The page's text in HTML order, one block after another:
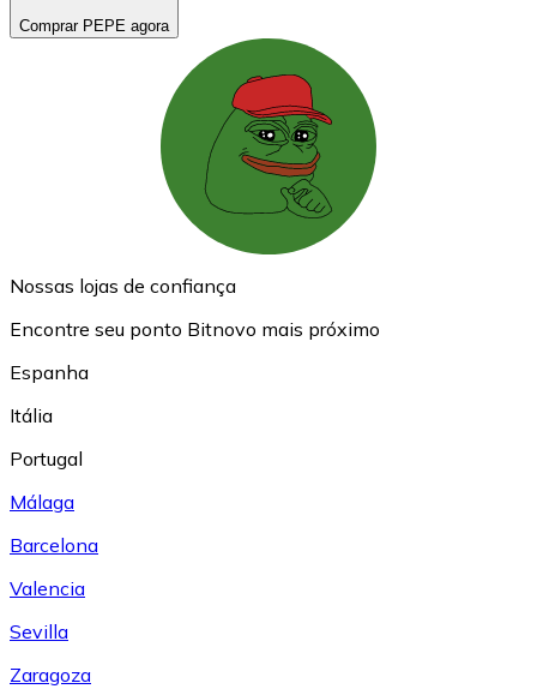
Comprar PEPE agora
Nossas lojas de confiança
Encontre seu ponto Bitnovo mais próximo
Espanha
Itália
Portugal
Málaga
Barcelona
Valencia
Sevilla
Zaragoza